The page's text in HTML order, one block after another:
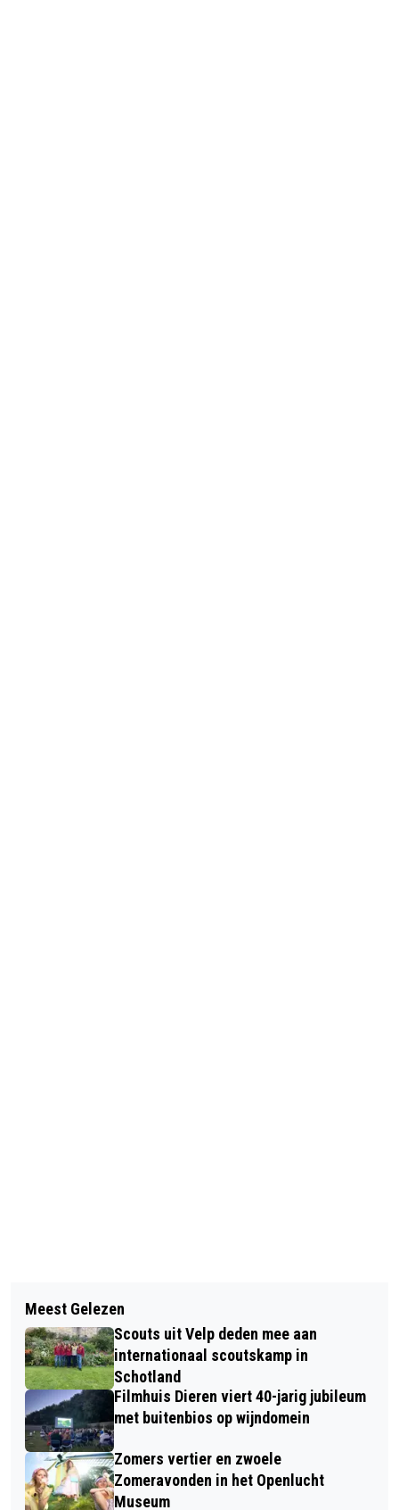
TOON TELLEGEN EN HET WISSELEND
TOONKWINTET IN
OPENLUCHTTHEATER DE PINKENBERG
FAMILIEVOORSTELLING RAPUNZEL IN
OPENLUCHTTHEATER DE PINKENBERG
DOOR HET KLEINE THEATER
Meest Gelezen
Scouts uit Velp deden mee aan
internationaal scoutskamp in
Schotland
Filmhuis Dieren viert 40-jarig jubileum
met buitenbios op wijndomein
Zomers vertier en zwoele
Zomeravonden in het Openlucht
Museum